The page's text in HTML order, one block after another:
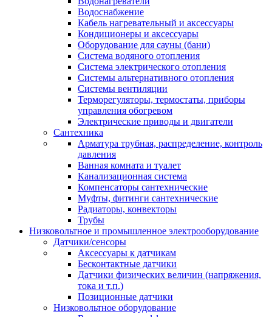
Водоснабжение
Кабель нагревательный и аксессуары
Кондиционеры и аксессуары
Оборудование для сауны (бани)
Система водяного отопления
Система электрического отопления
Системы альтернативного отопления
Системы вентиляции
Терморегуляторы, термостаты, приборы
управления обогревом
Электрические приводы и двигатели
Сантехника
Арматура трубная, распределение, контроль
давления
Ванная комната и туалет
Канализационная система
Компенсаторы сантехнические
Муфты, фитинги сантехнические
Радиаторы, конвекторы
Трубы
Низковольтное и промышленное электрооборудование
Датчики/сенсоры
Аксессуары к датчикам
Бесконтактные датчики
Датчики физических величин (напряжения,
тока и т.п.)
Позиционные датчики
Низковольтное оборудование